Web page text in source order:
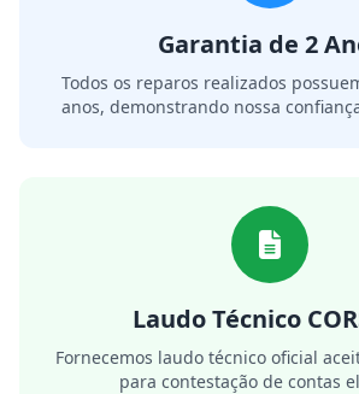
Garantia de 2
Todos os reparos realizados
anos, demonstrando nossa
Laudo Técnico
Fornecemos laudo técnico oficial
para contestação de contas